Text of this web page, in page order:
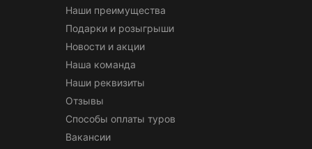
Наши преимущества
Подарки и розыгрыши
Новости и акции
Наша команда
Наши реквизиты
Отзывы
Способы оплаты туров
Вакансии